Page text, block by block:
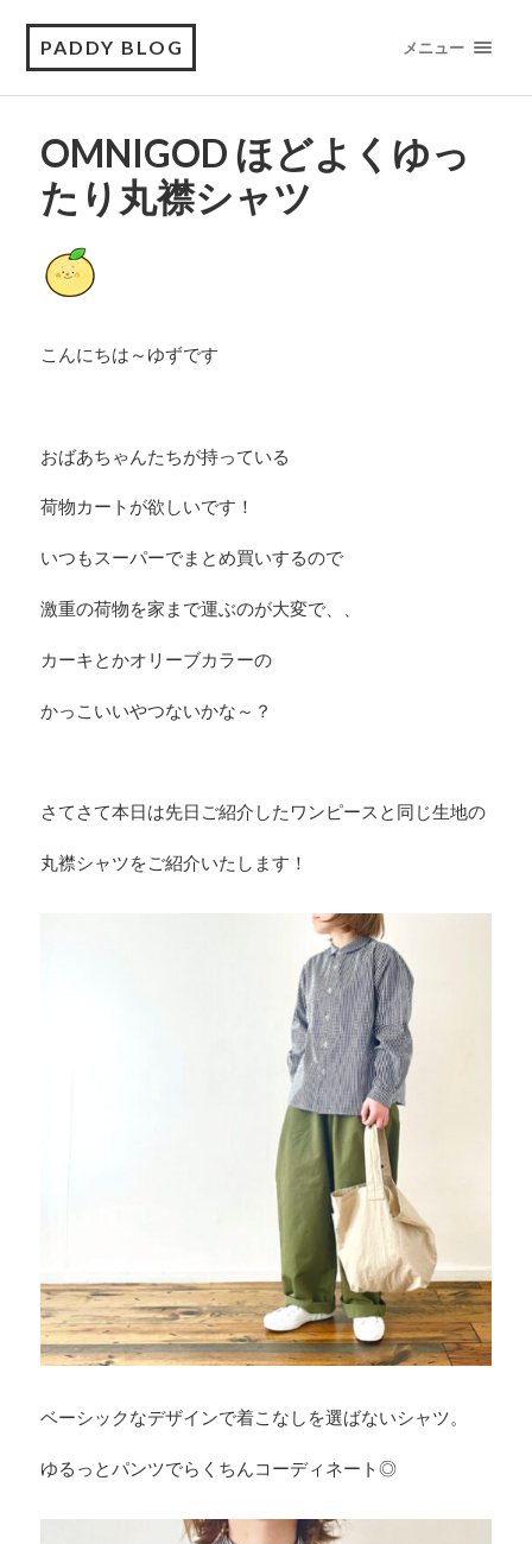
PADDY BLOG メニュー
OMNIGOD ほどよくゆっ
たり丸襟シャツ
こんにちは～ゆずです
おばあちゃんたちが持っている
荷物カートが欲しいです！
いつもスーパーでまとめ買いするので
激重の荷物を家まで運ぶのが大変で、、
カーキとかオリーブカラーの
かっこいいやつないかな～？
さてさて本日は先日ご紹介したワンピースと同じ生地の
丸襟シャツをご紹介いたします！
ベーシックなデザインで着こなしを選ばないシャツ。
ゆるっとパンツでらくちんコーディネート◎